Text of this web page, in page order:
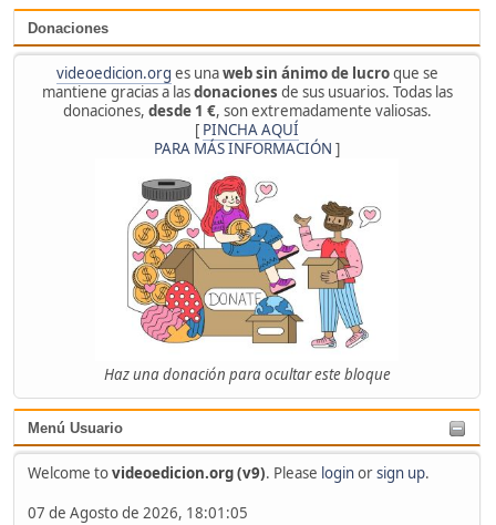
Donaciones
videoedicion.org es unaweb sin ánimo de lucroque se
mantiene gracias a lasdonaciones de sus usuarios. Todas las
donaciones, desde 1 €, son extremadamente valiosas.
[ PINCHA AQUÍ
PARA MÁS INFORMACIÓN ]
Haz una donación para ocultar este bloque
Menú Usuario
Welcome tovideoedicion.org (v9). Please loginorsign up.
07 de Agosto de 2026, 18:01:05